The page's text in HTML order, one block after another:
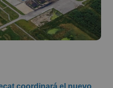
coordinará el nuevo